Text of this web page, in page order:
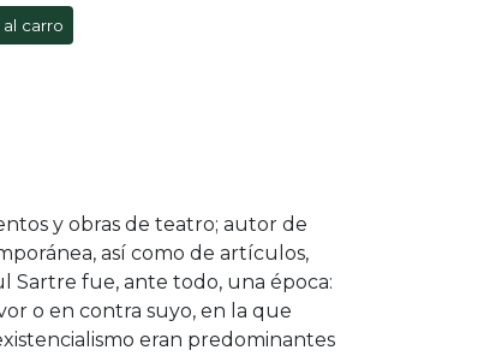
carro
y obras de teatro; autor de
así como de artículos,
Sartre fue, ante todo, una época:
o en contra suyo, en la que
eran predominantes